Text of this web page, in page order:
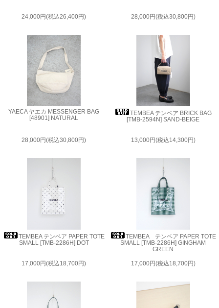
24,000円(税込26,400円) 28,000円(税込30,800円)
YAECA ヤエカ MESSENGER BAG
[48901] NATURAL
28,000円(税込30,800円)
TEMBEA テンベア BRICK BAG
[TMB-2594N] SAND-BEIGE
13,000円(税込14,300円)
TEMBEA テンベア PAPER TOTE
SMALL [TMB-2286H] DOT
17,000円(税込18,700円)
TEMBEA テンベア PAPER TOTE
SMALL [TMB-2286H] GINGHAM
GREEN
17,000円(税込18,700円)